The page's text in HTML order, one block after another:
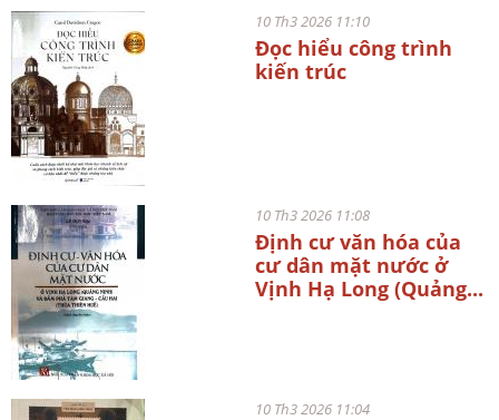
10 Th3 2026 11:10
Đọc hiểu công trình
kiến trúc
10 Th3 2026 11:08
Định cư văn hóa của
cư dân mặt nước ở
Vịnh Hạ Long (Quảng...
10 Th3 2026 11:04